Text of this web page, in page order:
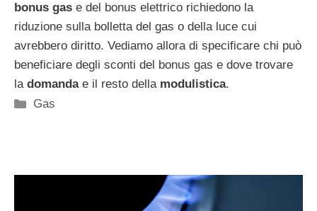
bonus gas e del bonus elettrico richiedono la
riduzione sulla bolletta del gas o della luce cui
avrebbero diritto. Vediamo allora di specificare chi può
beneficiare degli sconti del bonus gas e dove trovare
la domandae il resto della modulistica.
Categorie
Gas